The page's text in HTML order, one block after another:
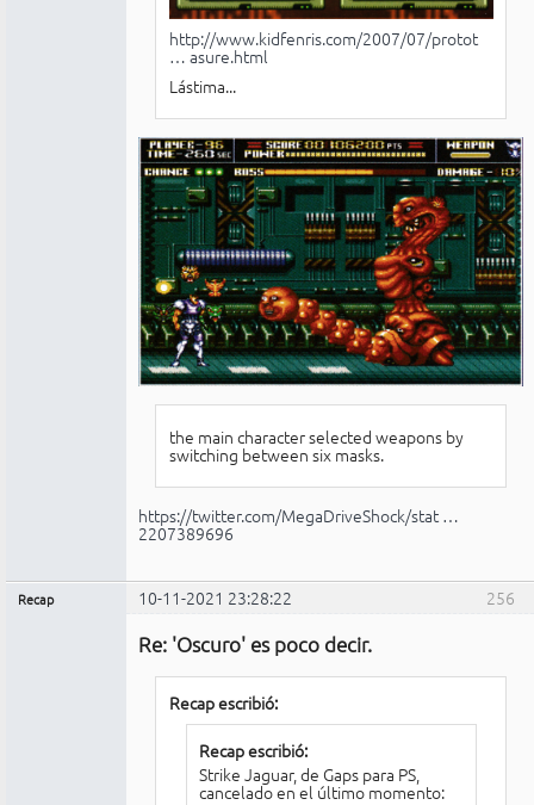
http://www.kidfenris.com/2007/07/protot
… asure.html
Lástima...
the main character selected weapons by
switching between six masks.
https://twitter.com/MegaDriveShock/stat …
2207389696
256
Recap 10-11-2021 23:28:22
Re: 'Oscuro' es poco decir.
Recap escribió:
Recap escribió:
Strike Jaguar, de Gaps para PS,
cancelado en el último momento: